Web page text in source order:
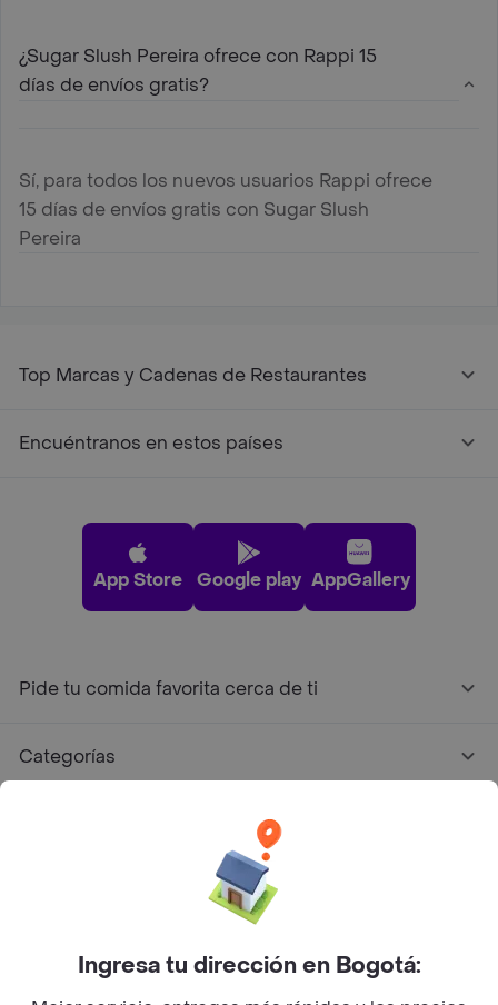
¿Sugar Slush Pereira ofrece con Rappi 15
días de envíos gratis?
Sí, para todos los nuevos usuarios Rappi ofrece
15 días de envíos gratis con Sugar Slush
Pereira
Top Marcas y Cadenas de Restaurantes
Encuéntranos en estos países
App Store Google play AppGallery
Pide tu comida favorita cerca de ti
Categorías
Facebook
Twitter
Instagram
Ingresa tu dirección en Bogotá: